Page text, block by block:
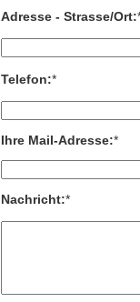
Adresse - Strasse/Ort:
Telefon:*
Ihre Mail-Adresse:*
Nachricht:*